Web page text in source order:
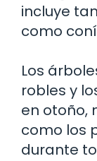
incluye
como
Los
robles y
en otoño,
como los
durante